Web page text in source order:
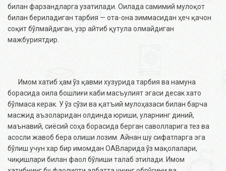
билан фарзандларга узатилади. Оилада самимий мулоқот
билан бериладиган тарбия — ота-она зиммасидан ҳеч қачон
соқит бўлмайдиган, узр айтиб қутула олмайдиган
мажбуриятдир.
Имом хатиб ҳам ўз қавми хузурида тарбия ва намуна
борасида оила бошлиғи каби масъулият эгаси десак хато
бўлмаса керак. У ўз сўзи ва қатъий мулоҳазаси билан барча
масжид аъзоларидан олдинда юриши, уларнинг диний,
маънавий, сиёсий соҳа борасида берган саволларига тез ва
асосли жавоб бера олиши лозим. Айнан шу сифатларга эга
бўлиш учун хар бир имомдан ОАВларида ўз мақолалари,
чиқишлари билан фаол бўлиши талаб этилади. Имом